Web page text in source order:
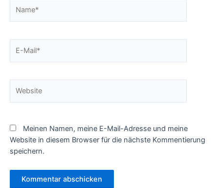
Mail*
Meinen Namen, meine E-Mail-Adresse und meine
Website in diesem Browser für die nächste Kommentierung
speichern.